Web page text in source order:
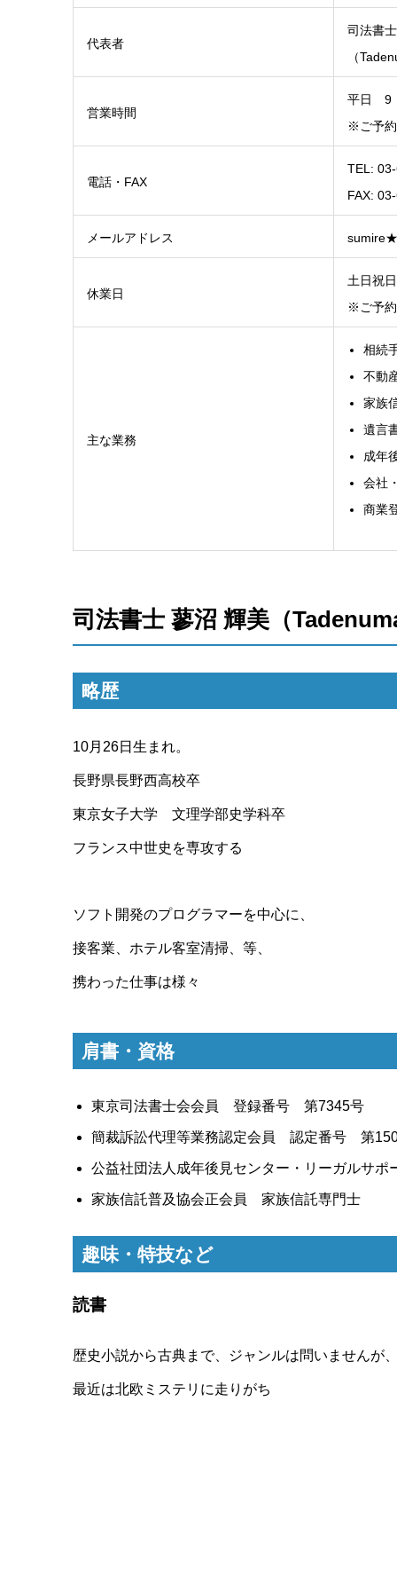
代表者
司法書
（
営業時間
平日 9
※ご予約
電話・FAX
TEL:
FAX:
メールアドレス
休業日
土日祝日
※ご予
主な業務
相続
不動
家族
遺言
成年
会社
商業
司法書士 蓼沼 輝美（
略歴
10月26日生まれ。
長野県長野西高校卒
東京女子大学 文理学部史学科卒
フランス中世史を専攻する
ソフト開発のプログラマーを中心に、
接客業、ホテル客室清掃、等、
携わった仕事は様々
肩書・資格
東京司法書士会会員 登録番号 第7345号
簡裁訴訟代理等業務認定会員 認定番号 第
公益社団法人成年後見センター・リーガルサポ
家族信託普及協会正会員 家族信託専門士
趣味・特技など
読書
歴史小説から古典まで、ジャンルは問いませんが
最近は北欧ミステリに走りがち